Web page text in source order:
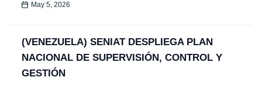
May 5, 2026
(VENEZUELA) SENIAT DESPLIEGA PLAN
NACIONAL DE SUPERVISIÓN, CONTROL Y
GESTIÓN